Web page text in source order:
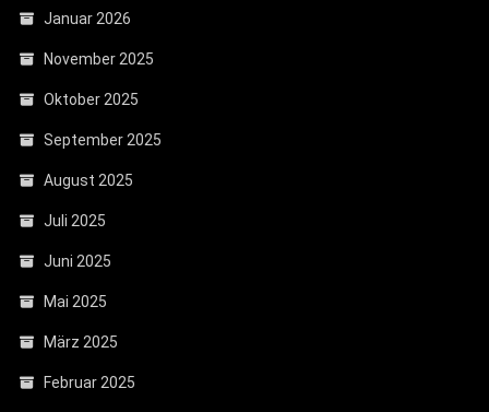
Januar 2026
November 2025
Oktober 2025
September 2025
August 2025
Juli 2025
Juni 2025
Mai 2025
März 2025
Februar 2025